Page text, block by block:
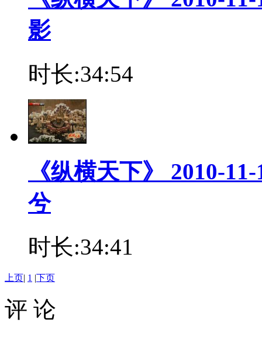
影
时长:34:54
《纵横天下》 2010-
兮
时长:34:41
上页| 1 |下页
评 论